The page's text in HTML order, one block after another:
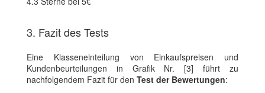
3. Fazit des Tests
Eine Klasseneinteilung von Einkaufspreisen und
Kundenbeurteilungen in Grafik Nr. [3] führt zu
nachfolgendem Fazit für den Test der Bewertungen: